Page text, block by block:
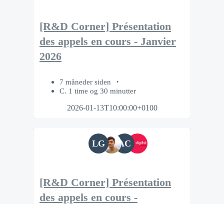
[R&D Corner] Présentation
des appels en cours - Janvier
2026
7 måneder siden
C. 1 time og 30 minutter
2026-01-13T10:00:00+0100
LG AC
[R&D Corner] Présentation
des appels en cours -